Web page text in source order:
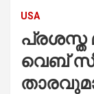
USA
പ്രശസ്ത
വെബ്